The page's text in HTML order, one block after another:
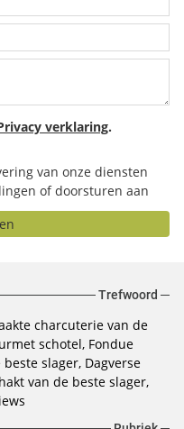
verklaring.
van onze diensten
of doorsturen aan
Trefwoord
charcuterie van de
schotel Fondue
beste slager Dagverse
van de beste slager